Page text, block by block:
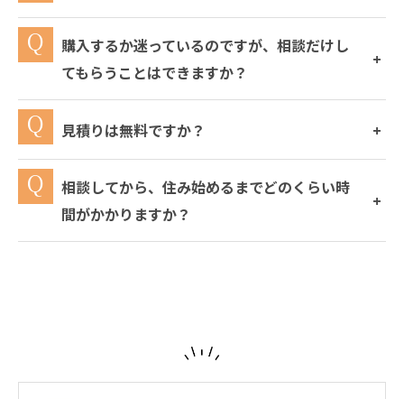
購入するか迷っているのですが、相談だけし
てもらうことはできますか？
見積りは無料ですか？
相談してから、住み始めるまでどのくらい時
間がかかりますか？